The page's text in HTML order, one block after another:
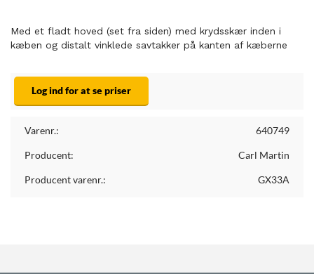
Med et fladt hoved (set fra siden) med krydsskær inden i
kæben og distalt vinklede savtakker på kanten af kæberne
Log ind for at se priser
Varenr.: 640749
Producent: Carl Martin
Producent varenr.: GX33A